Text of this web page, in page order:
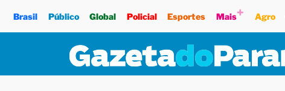
Brasil Público Global Policial Esportes Mais+ Agro